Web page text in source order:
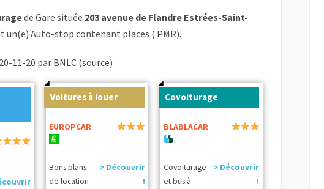
de Gare située 203 avenue de Flandre Estrées-Saint-
un(e) Auto-stop contenant places ( PMR).
11-20 par BNLC (source)
Voitures à louer
EUROPCAR
Bons plans
de location
> Découvrir
!
Covoiturage
BLABLACAR
Covoiturage
et bus à
> Découvrir
!